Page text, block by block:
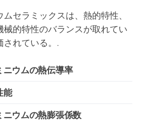
セラミックスは、熱的特性、
械的特性のバランスが取れてい
されている。.
ニウムの熱伝導率
能
ニウムの熱膨張係数